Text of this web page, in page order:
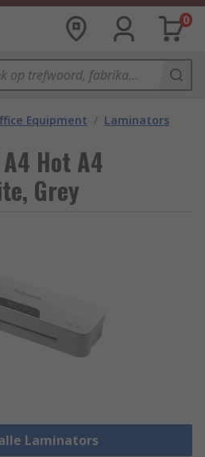
0
Equipment / Laminators
Hot A4
Grey
Laminators